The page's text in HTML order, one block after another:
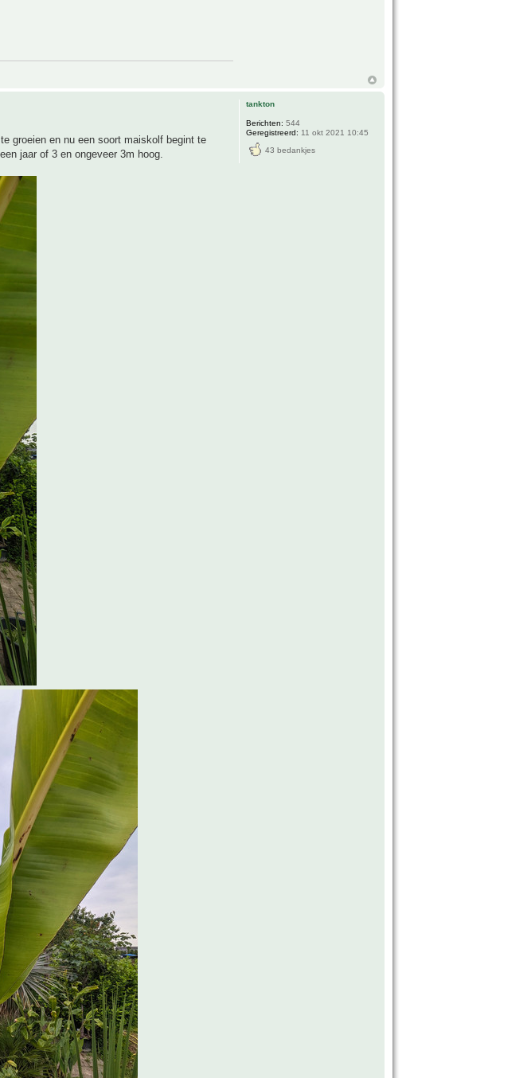
groeien en nu een soort maiskolf begint te
jaar of 3 en ongeveer 3m hoog.
tankton
Berichten: 544
Geregistreerd: 11 okt 2021 10:45
43 bedankjes